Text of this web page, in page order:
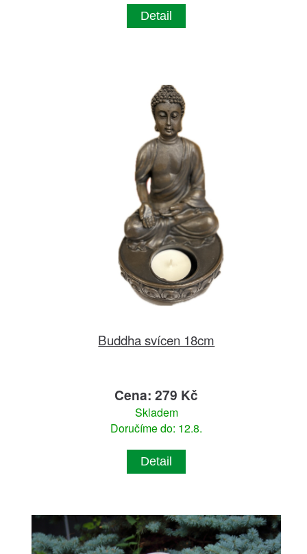
Detail
Buddha svícen 18cm
Cena: 279 Kč
Skladem
Doručíme do: 12.8.
Detail